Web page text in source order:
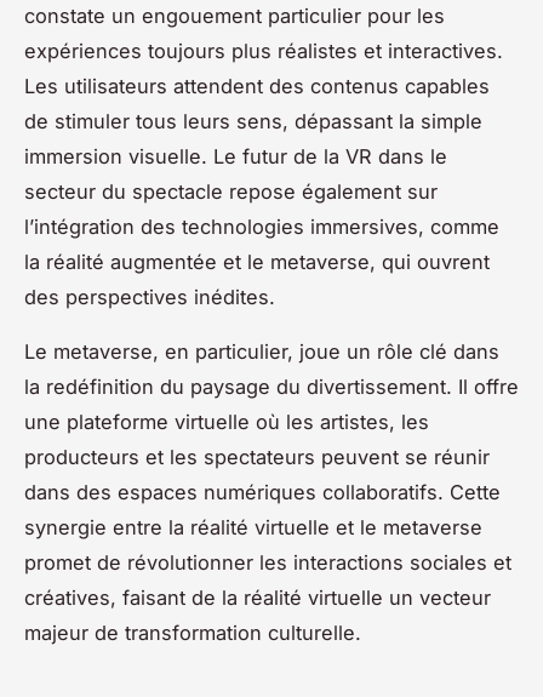
constate un engouement particulier pour les
expériences toujours plus réalistes et interactives.
Les utilisateurs attendent des contenus capables
de stimuler tous leurs sens, dépassant la simple
immersion visuelle. Le futur de la VR dans le
secteur du spectacle repose également sur
l’intégration des technologies immersives, comme
la réalité augmentée et le metaverse, qui ouvrent
des perspectives inédites.
Le metaverse, en particulier, joue un rôle clé dans
la redéfinition du paysage du divertissement. Il offre
une plateforme virtuelle où les artistes, les
producteurs et les spectateurs peuvent se réunir
dans des espaces numériques collaboratifs. Cette
synergie entre la réalité virtuelle et le metaverse
promet de révolutionner les interactions sociales et
créatives, faisant de la réalité virtuelle un vecteur
majeur de transformation culturelle.